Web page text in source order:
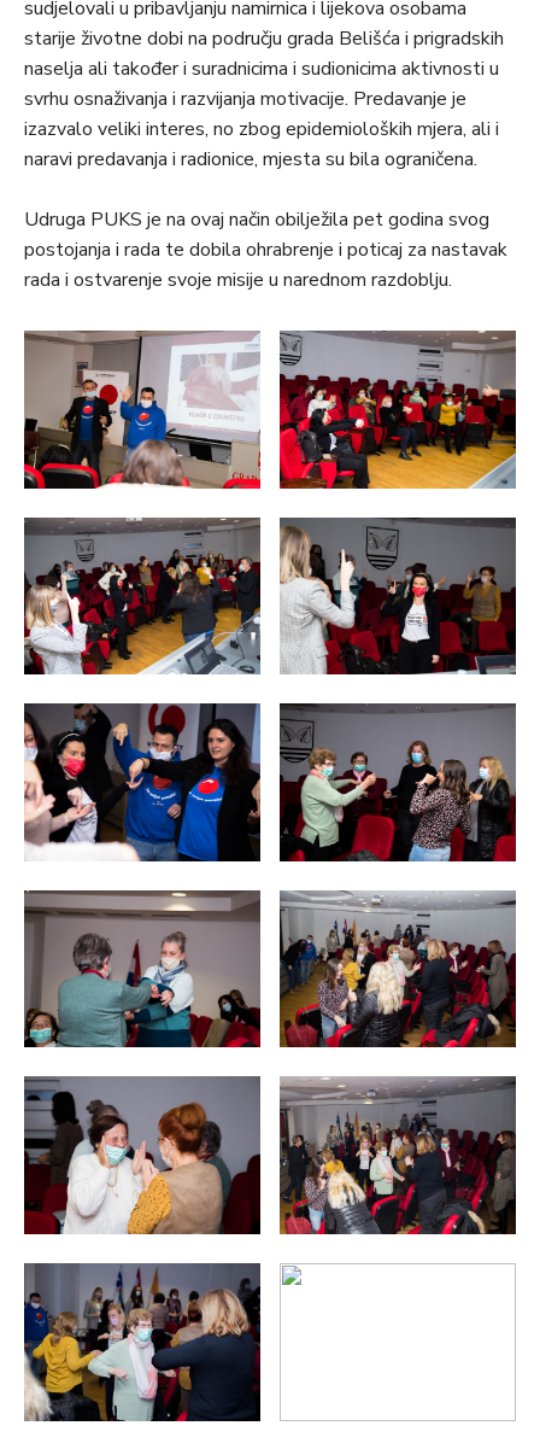
sudjelovali u pribavljanju namirnica i lijekova osobama
starije životne dobi na području grada Belišća i prigradskih
naselja ali također i suradnicima i sudionicima aktivnosti u
svrhu osnaživanja i razvijanja motivacije. Predavanje je
izazvalo veliki interes, no zbog epidemioloških mjera, ali i
naravi predavanja i radionice, mjesta su bila ograničena.
Udruga PUKS je na ovaj način obilježila pet godina svog
postojanja i rada te dobila ohrabrenje i poticaj za nastavak
rada i ostvarenje svoje misije u narednom razdoblju.